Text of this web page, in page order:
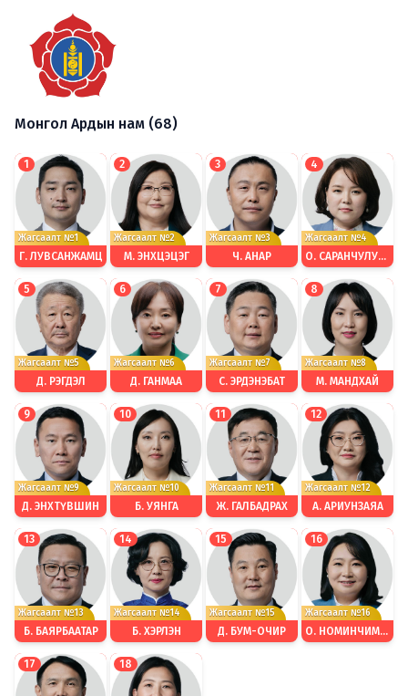
Монгол Ардын нам (68)
1
Жагсаалт №1
Г. ЛУВСАНЖАМЦ
2
Жагсаалт №2
М. ЭНХЦЭЦЭГ
3
Жагсаалт №3
Ч. АНАР
4
Жагсаалт №4
О. САРАНЧУЛУУН
5
Жагсаалт №5
Д. РЭГДЭЛ
6
Жагсаалт №6
Д. ГАНМАА
7
Жагсаалт №7
С. ЭРДЭНЭБАТ
8
Жагсаалт №8
М. МАНДХАЙ
9
Жагсаалт №9
Д. ЭНХТҮВШИН
10
Жагсаалт №10
Б. УЯНГА
11
Жагсаалт №11
Ж. ГАЛБАДРАХ
12
Жагсаалт №12
А. АРИУНЗАЯА
13
Жагсаалт №13
Б. БАЯРБААТАР
14
Жагсаалт №14
Б. ХЭРЛЭН
15
Жагсаалт №15
Д. БУМ-ОЧИР
16
Жагсаалт №16
О. НОМИНЧИМЭГ
17 18